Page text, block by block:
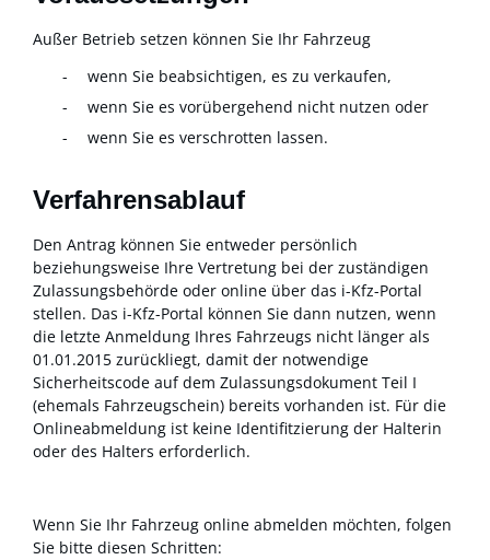
Außer Betrieb setzen können Sie Ihr Fahrzeug
wenn Sie beabsichtigen, es zu verkaufen,
wenn Sie es vorübergehend nicht nutzen oder
wenn Sie es verschrotten lassen.
Verfahrensablauf
Den Antrag können Sie entweder persönlich
beziehungsweise Ihre Vertretung bei der zuständigen
Zulassungsbehörde oder online über das i-Kfz-Portal
stellen. Das i-Kfz-Portal können Sie dann nutzen, wenn
die letzte Anmeldung Ihres Fahrzeugs nicht länger als
01.01.2015 zurückliegt, damit der notwendige
Sicherheitscode auf dem Zulassungsdokument Teil I
(ehemals Fahrzeugschein) bereits vorhanden ist. Für die
Onlineabmeldung ist keine Identifitzierung der Halterin
oder des Halters erforderlich.
Wenn Sie Ihr Fahrzeug online abmelden möchten, folgen
Sie bitte diesen Schritten: